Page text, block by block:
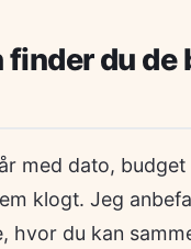
finder du de
med dato,
klogt. Jeg
hvor du kan